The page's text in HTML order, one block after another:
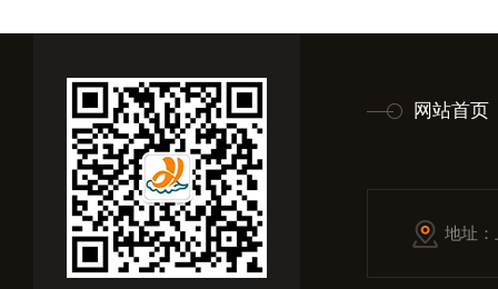
网站首页
地址